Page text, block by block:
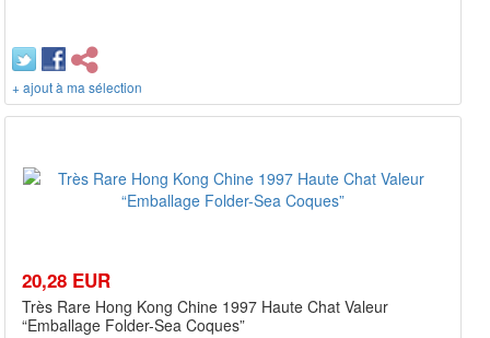
+ ajout à ma sélection
20,28 EUR
Très Rare Hong Kong Chine 1997 Haute Chat Valeur
“Emballage Folder-Sea Coques”